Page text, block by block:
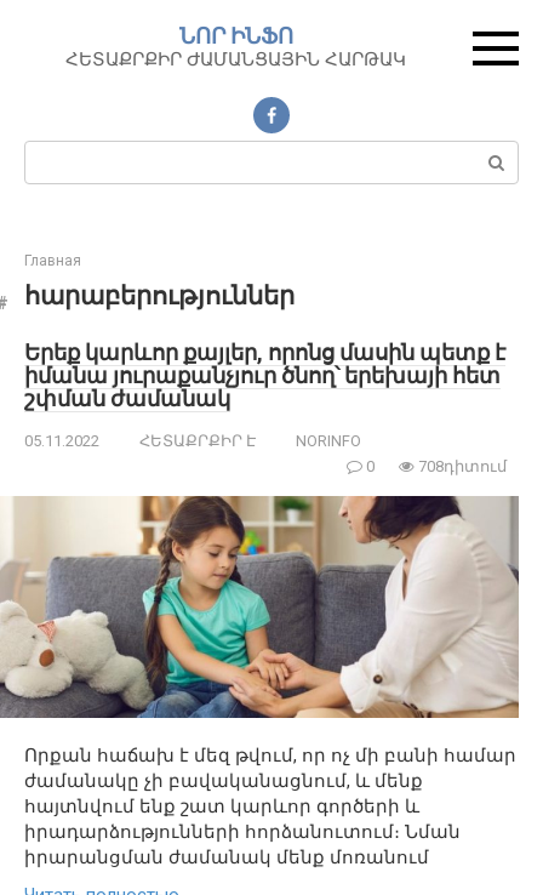
контенту
ՆՈՐ ԻՆՖՈ
ՀԵՏԱՔՐՔԻՐ ԺԱՄԱՆՑԱՅԻՆ ՀԱՐԹԱԿ
Поиск:
Главная
հարաբերություններ
Երեք կարևոր քայլեր, որոնց մասին պետք է
իմանա յուրաքանչյուր ծնող՝ երեխայի հետ
շփման ժամանակ
05.11.2022 ՀԵՏԱՔՐՔԻՐ Է
NORINFO
0
708դիտում
Որքան հաճախ է մեզ թվում, որ ոչ մի բանի համար
ժամանակը չի բավականացնում, և մենք
հայտնվում ենք շատ կարևոր գործերի և
իրադարձությունների հորձանուտում։ Նման
իրարանցման ժամանակ մենք մոռանում